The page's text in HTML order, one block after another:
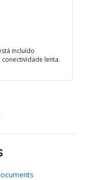
incluído
lenta.